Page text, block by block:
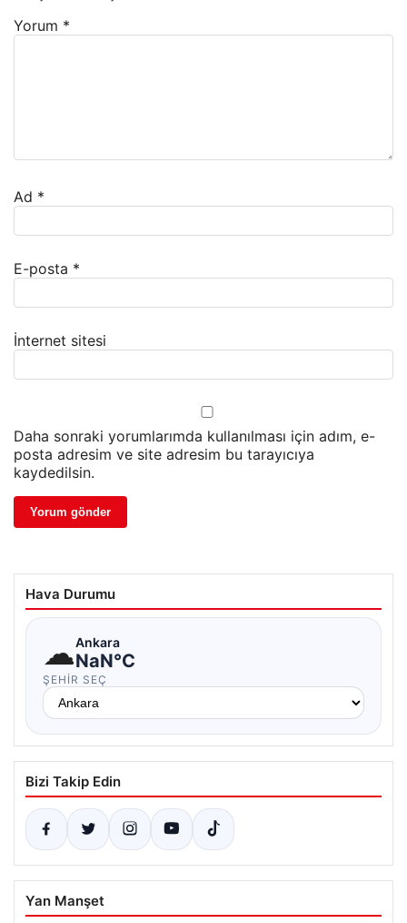
Yorum *
Ad *
E-posta *
İnternet sitesi
Daha sonraki yorumlarımda kullanılması için adım, e-
posta adresim ve site adresim bu tarayıcıya
kaydedilsin.
Hava Durumu
☁Ankara
NaN°C
ŞEHIR SEÇ
Bizi Takip Edin
Yan Manşet